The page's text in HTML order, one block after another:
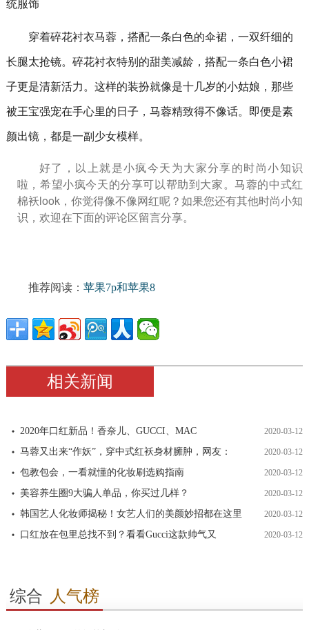
穿着碎花衬衣马蓉，搭配一条白色的伞裙，一双纤细的
长腿太抢镜。碎花衬衣特别的甜美减龄，搭配一条白色小裙
子更是清新活力。这样的装扮就像是十几岁的小姑娘，那些
被王宝强宠在手心里的日子，马蓉精致得不像话。即便是素
颜出镜，都是一副少女模样。
好了，以上就是小疯今天为大家分享的时尚小知识
啦，希望小疯今天的分享可以帮助到大家。马蓉的中式红
棉袄look，你觉得像不像网红呢？如果您还有其他时尚小知
识，欢迎在下面的评论区留言分享。
推荐阅读： 苹果7p和苹果8
相关新闻
2020年口红新品！香奈儿、GUCCI、MAC 2020-03-12
马蓉又出来“作妖”，穿中式红袄身材臃肿，网友： 2020-03-12
包教包会，一看就懂的化妆刷选购指南 2020-03-12
美容养生圈9大骗人单品，你买过几样？ 2020-03-12
韩国艺人化妆师揭秘！女艺人们的美颜妙招都在这里 2020-03-12
口红放在包里总找不到？看看Gucci这款帅气又 2020-03-12
综合 人气榜